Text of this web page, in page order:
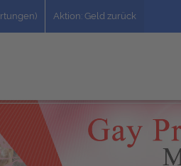
Aktion: Geld zurück